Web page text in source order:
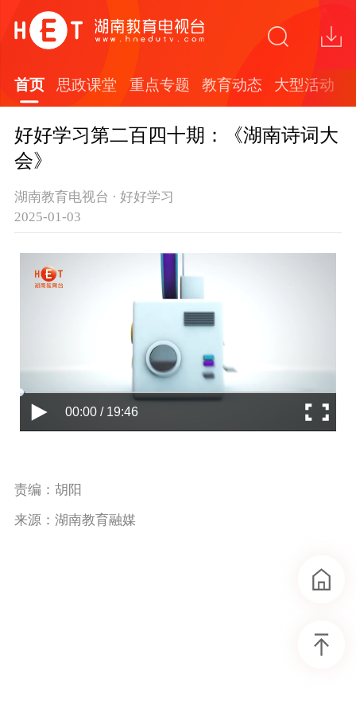
首页 思政课堂 重点专题 教育动态 大型活动
好好学习第二百四十期：《湖南诗词大
会》
湖南教育电视台 · 好好学习
2025-01-03
00:00 / 19:46
责编：胡阳
来源：湖南教育融媒